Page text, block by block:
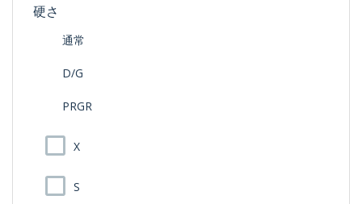
硬さ
通常
D/G
PRGR
X
S